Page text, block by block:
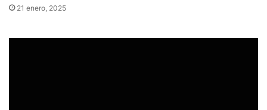
21 enero, 2025